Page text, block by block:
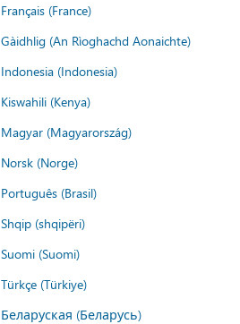
Français (France)
Gàidhlig (An Rìoghachd Aonaichte)
Indonesia (Indonesia)
Kiswahili (Kenya)
Magyar (Magyarország)
Norsk (Norge)
Português (Brasil)
Shqip (shqipëri)
Suomi (Suomi)
Türkçe (Türkiye)
Беларуская (Беларусь)